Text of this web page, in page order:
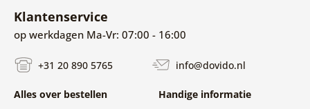
Klantenservice
op werkdagen Ma-Vr: 07:00 - 16:00
+31 20 890 5765 info@dovido.nl
Alles over bestellen Handige informatie